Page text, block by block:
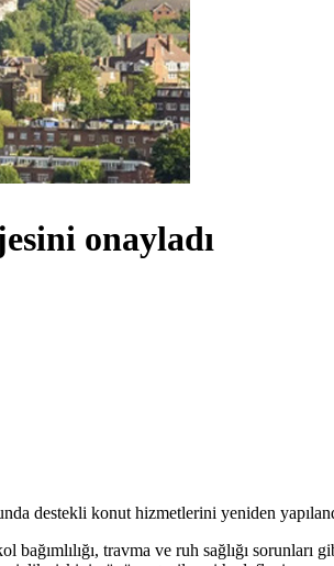
onayladı
destekli konut hizmetlerini yeniden
travma ve ruh sağlığı sorunları